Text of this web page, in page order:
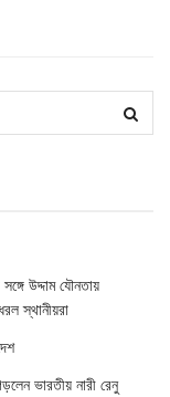
উদ্দাম যৌনতায়
স্থানীয়রা
ভারতীয় নারী রেনু